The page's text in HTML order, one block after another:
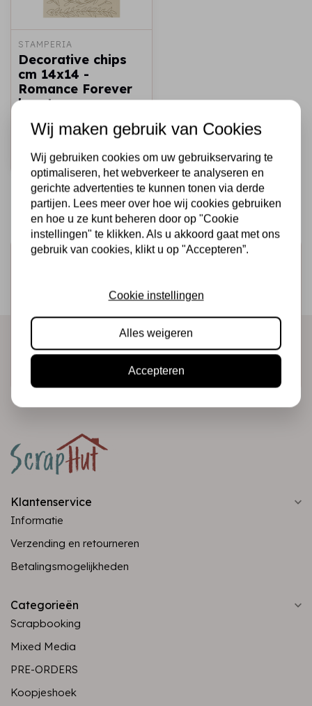
STAMPERIA
Decorative chips
cm 14x14 -
Romance Forever
hearts
€2,50 €1,50 Op voorraad
Snel toevoegen
Schrijf je in voor de nieuwsbrief
direct in je mailbox!
Klantenservice
Informatie
Verzending en retourneren
Betalingsmogelijkheden
Categorieën
Scrapbooking
Mixed Media
PRE-ORDERS
Koopjeshoek
Wij maken gebruik van Cookies
Wij gebruiken cookies om uw gebruikservaring te
optimaliseren, het webverkeer te analyseren en
gerichte advertenties te kunnen tonen via derde
partijen. Lees meer over hoe wij cookies gebruiken
en hoe u ze kunt beheren door op "Cookie
instellingen" te klikken. Als u akkoord gaat met ons
gebruik van cookies, klikt u op "Accepteren”.
Cookie instellingen
Alles weigeren
Accepteren